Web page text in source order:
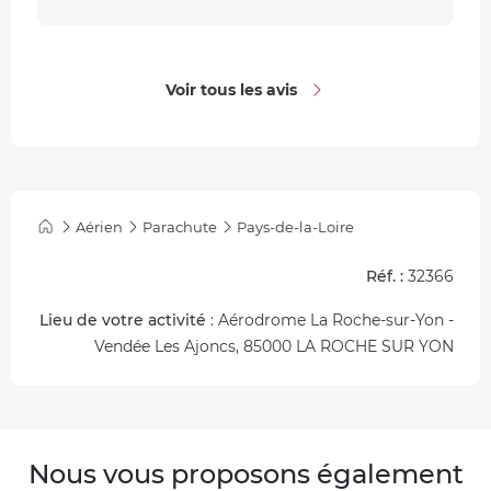
Voir tous les avis
Aérien Parachute Pays-de-la-Loire
Réf. : 32366
Lieu de votre activité : Aérodrome La Roche-sur-Yon -
Vendée Les Ajoncs, 85000 LA ROCHE SUR YON
Nous vous proposons également